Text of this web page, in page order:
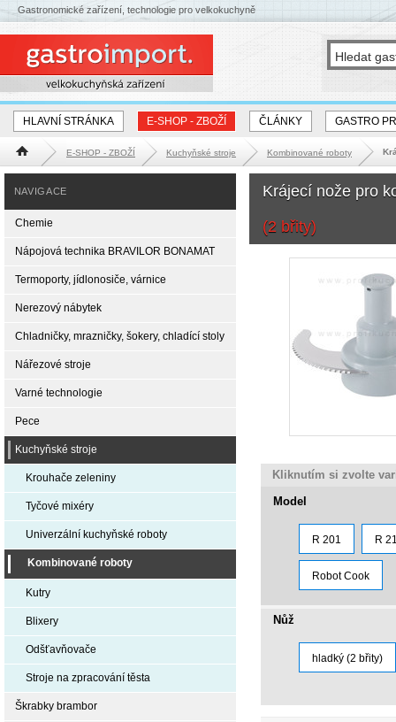
HLAVNÍ STRÁNKA E-SHOP - ZBOŽÍ ČLÁNKY GASTRO
Hlavní stránka E-SHOP - ZBOŽÍ Kuchyňské stroje Kombinované roboty
Krájecí nože pro
(2 břity)
Kliknutím si zvolte
Model
R 201 R
Robot Cook
Nůž
hladký (2 břity)
NAVIGACE
Chemie
Nápojová technika BRAVILOR BONAMAT
Termoporty, jídlonosiče, várnice
Nerezový nábytek
Chladničky, mrazničky, šokery, chladící stoly
Nářezové stroje
Varné technologie
Pece
Kuchyňské stroje
Krouhače zeleniny
Tyčové mixéry
Univerzální kuchyňské roboty
Kombinované roboty
Kutry
Blixery
Odšťavňovače
Stroje na zpracování těsta
Škrabky brambor
Gastronomické zařízení, technologie pro velkokuchyně